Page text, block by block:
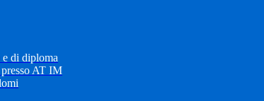
di diploma
AT IM